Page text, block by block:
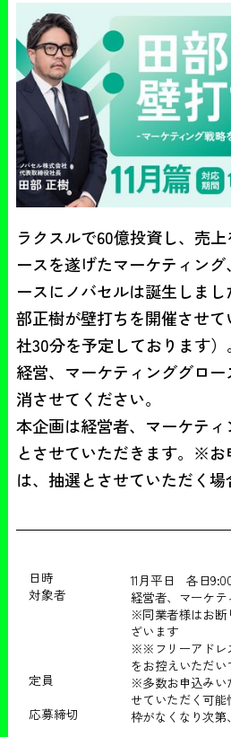
ラクスルで60億投資し、売
ースを遂げたマーケティン
ースにノバセルは誕生しまし
部正樹が壁打ちを開催させ
社30分を予定しております）。
経営、マーケティンググロ
消させてください。
本企画は経営者、マーケテ
とさせていただきます。※
は、抽選とさせていただく場
日時
11月平日 各日
対象者
経営者、マーケ
※同業者様はお断
ざいます
※※フリーアドレ
をお控えいただい
定員
※多数お申込みい
せていただく可
応募締切
枠がなくなり次第